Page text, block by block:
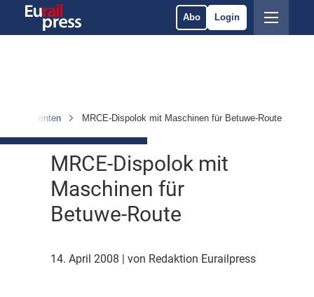
Abo Login
Komponenten MRCE-Dispolok mit Maschinen für Betuwe-Route
MRCE-Dispolok mit
Maschinen für
Betuwe-Route
14. April 2008 | von Redaktion Eurailpress